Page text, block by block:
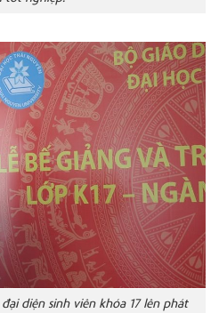
diện sinh viên khóa 17 lên phát